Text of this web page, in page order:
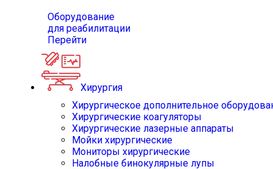
Оборудование
для реабилитации
Перейти
Хирургия
Хирургическое дополнительное
Хирургические коагуляторы
Хирургические лазерные аппараты
Мойки хирургические
Мониторы хирургические
Налобные бинокулярные лупы